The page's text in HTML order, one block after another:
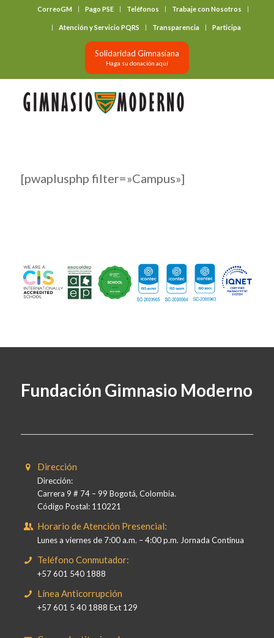
CorreoGM Pago PSE Teléfonos Trabaje con Nosotros
Atención y Servicio PQRS Transparencia Participa
Solidaridad Gimnasiana
Haga su donación aquí
[pwaplusphp filter=»Campus»]
Fundación Gimnasio Moderno
Dirección
Dirección:
Carrera 9 # 74 – 99 Bogotá, Colombia.
Código Postal: 110221
Horario de Atención Presencial:
Lunes a viernes de 7:00 a.m. – 4:00 p.m. Jornada Continua
Teléfono Conmutador:
+57 601 540 1888
Línea Anticorrupción
+57 601 5 40 1888 Ext 129